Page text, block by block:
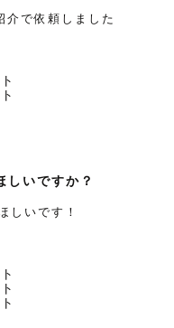
で依頼しました
しいですか？
しいです！